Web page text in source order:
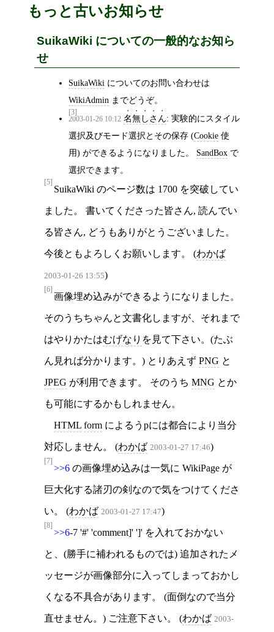
もっと古いお知らせ
SuikaWiki についての一般的なお知ら
せ
SuikaWiki についてのお問い合わせは
WikiAdmin までどうぞ。
[3]
2003-01-26 10:12 名無しさん: 実験的にスタイル
選択及びモード選択とその保存 (Cookie 使
用) ができるようになりました。 SandBox で
選択できます。
[5]
SuikaWiki のページ数は 1700 を突破してい
ました。 書いてくださった皆さん, 読んでい
る皆さん, どうもありがとうございました。
今後ともよろしくお願いします。 (わかば
2003-01-26 13:55)
[6]
画像埋め込みができるようになりました。
そのうちちゃんと文書化しますが、それまで
はやりかたはむげなり を見て下さい。(たぶ
ん見れば分かります。) とりあえず PNG と
JPEG が利用できます。 そのうち MNG とか
も可能にするかもしれません。
HTML form によるうpには都合により当分
対応しません。 (わかば 2003-01-27 17:46)
[7]
>>6 の画像埋め込みは一気に WikiPage が
巨大化する諸刃の剣なので気をつけてくださ
い。 (わかば 2003-01-27 17:47)
[8]
>>6-7 '#' 'comment]' ']' を入れておかない
と、(勝手に補われるものでは) 追加されたメ
ッセージが画像部分に入ってしまっておかし
くなる不具合があります。 (面倒なので当分
直せません。) ご注意下さい。 (わかば 2003-